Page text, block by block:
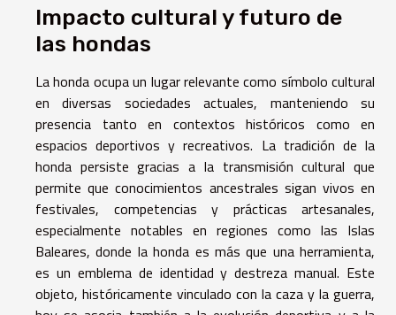
Impacto cultural y futuro de
las hondas
La honda ocupa un lugar relevante como símbolo cultural
en diversas sociedades actuales, manteniendo su
presencia tanto en contextos históricos como en
espacios deportivos y recreativos. La tradición de la
honda persiste gracias a la transmisión cultural que
permite que conocimientos ancestrales sigan vivos en
festivales, competencias y prácticas artesanales,
especialmente notables en regiones como las Islas
Baleares, donde la honda es más que una herramienta,
es un emblema de identidad y destreza manual. Este
objeto, históricamente vinculado con la caza y la guerra,